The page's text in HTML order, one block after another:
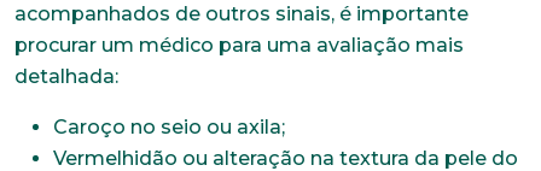
acompanhados de outros sinais, é importante
procurar um médico para uma avaliação mais
detalhada:
Caroço no seio ou axila;
Vermelhidão ou alteração na textura da pele do